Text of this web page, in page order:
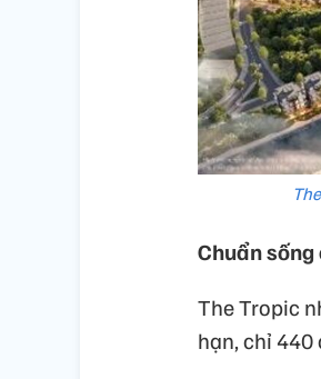
Chuẩn sống
The Tropic
hạn, chỉ